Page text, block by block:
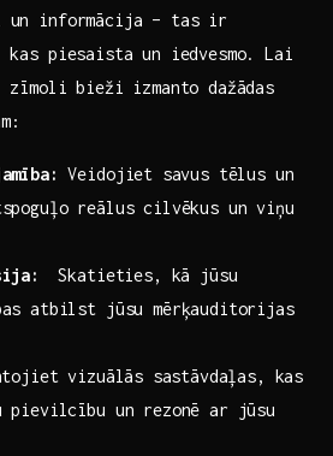
un informācija ‍– ​tas ir
kas piesaista un iedvesmo. Lai
bieži izmanto dažādas
Veidojiet⁤ savus tēlus un
reālus cilvēkus un viņu
⁤ Skatieties, kā jūsu​
atbilst jūsu mērķauditorijas
vizuālās⁢ sastāvdaļas,‍ kas
pievilcību un rezonē‍ ar jūsu⁤